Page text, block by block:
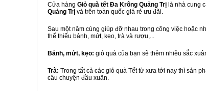
Cửa hàng Giỏ quà tết Đa Krông Quảng Trị là nhà cung
Quảng Trị và trên toàn quốc giá rẻ ưu đãi.
Sau một năm cùng giúp đỡ nhau trong công việc hoặc
thể thiếu bánh, mứt, kẹo, trà và rượu,...
Bánh, mứt, kẹo: giỏ quà của bạn sẽ thêm nhiều sắc
Trà: Trong tất cả các giỏ quà Tết từ xưa tới nay thì sản
câu chuyện đầu xuân.